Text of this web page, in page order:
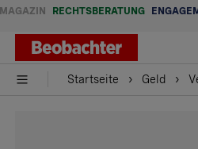
MAGAZIN RECHTSBERATUNG
Startseite Geld